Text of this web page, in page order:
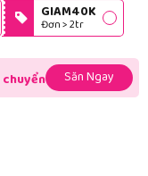
GIAM40K
Đơn > 2tr
Săn Ngay